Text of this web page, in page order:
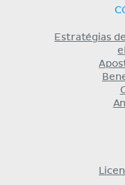
Estratégias